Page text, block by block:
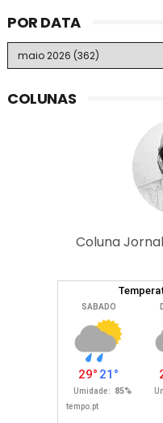
POR DATA
COLUNAS
Coluna